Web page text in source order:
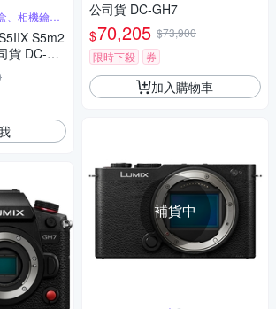
、相機鑰匙
S5m2
貨 DC-S5
公司貨 DC-GH7
$70,205 $73,900
限時下殺
券
加入購物車
補貨中